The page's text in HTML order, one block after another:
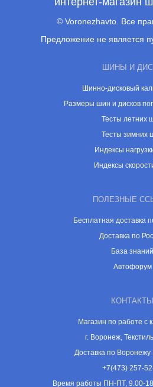
© Voronezhavto. Все
Предложение не является
ШИНЫ И
Шинно-дисковый
Размеры шин и дисков
Тесты летних
Тесты зимних
Индексы
Индексы
ПОЛЕЗНЫЕ
Бесплатная доставка
Доставка по
База знаний
Автофорум
КОНТАКТЫ
Магазин по работе с
г. Воронеж,
Доставка по Воронежу
+7(473) 257-
Время работы ПН-ПТ, 9.00-